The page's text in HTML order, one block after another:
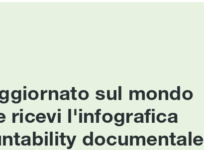
sul mondo
ricevi l'infografica
documentale